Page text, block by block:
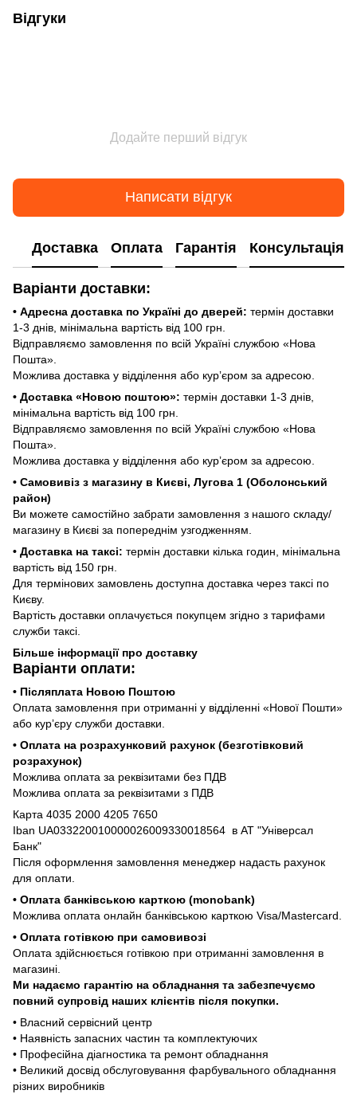
Відгуки
Додайте перший відгук
Написати відгук
Доставка Оплата Гарантія Консультація
Варіанти доставки:
• Адресна доставка по Україні до дверей: термін доставки
1-3 днів, мінімальна вартість від 100 грн.
Відправляємо замовлення по всій Україні службою «Нова
Пошта».
Можлива доставка у відділення або курʼєром за адресою.
• Доставка «Новою поштою»: термін доставки 1-3 днів,
мінімальна вартість від 100 грн.
Відправляємо замовлення по всій Україні службою «Нова
Пошта».
Можлива доставка у відділення або курʼєром за адресою.
• Самовивіз з магазину в Києві, Лугова 1 (Оболонський
район)
Ви можете самостійно забрати замовлення з нашого складу/
магазину в Києві за попереднім узгодженням.
• Доставка на таксі: термін доставки кілька годин, мінімальна
вартість від 150 грн.
Для термінових замовлень доступна доставка через таксі по
Києву.
Вартість доставки оплачується покупцем згідно з тарифами
служби таксі.
Більше інформації про доставку
Варіанти оплати:
• Післяплата Новою Поштою
Оплата замовлення при отриманні у відділенні «Нової Пошти»
або курʼєру служби доставки.
• Оплата на розрахунковий рахунок (безготівковий
розрахунок)
Можлива оплата за реквізитами без ПДВ
Можлива оплата за реквізитами з ПДВ
Карта 4035 2000 4205 7650
Iban UA033220010000026009330018564 в АТ "Універсал
Банк"
Після оформлення замовлення менеджер надасть рахунок
для оплати.
• Оплата банківською карткою (monobank)
Можлива оплата онлайн банківською карткою Visa/Mastercard.
• Оплата готівкою при самовивозі
Оплата здійснюється готівкою при отриманні замовлення в
магазині.
Ми надаємо гарантію на обладнання та забезпечуємо
повний супровід наших клієнтів після покупки.
• Власний сервісний центр
• Наявність запасних частин та комплектуючих
• Професійна діагностика та ремонт обладнання
• Великий досвід обслуговування фарбувального обладнання
різних виробників